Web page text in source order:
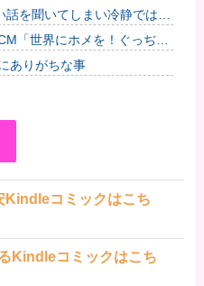
話を聞いてしまい冷静ではい
「世界にホメを！ぐっぢょ
ありがちな事
Kindleコミックはこち
Kindleコミックはこち